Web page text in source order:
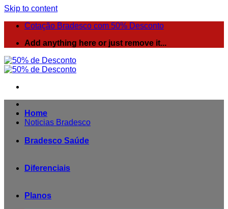
Skip to content
Cotação Bradesco com 50% Desconto
Add anything here or just remove it...
Noticias Bradesco
Home
Bradesco Saúde
Diferenciais
Planos